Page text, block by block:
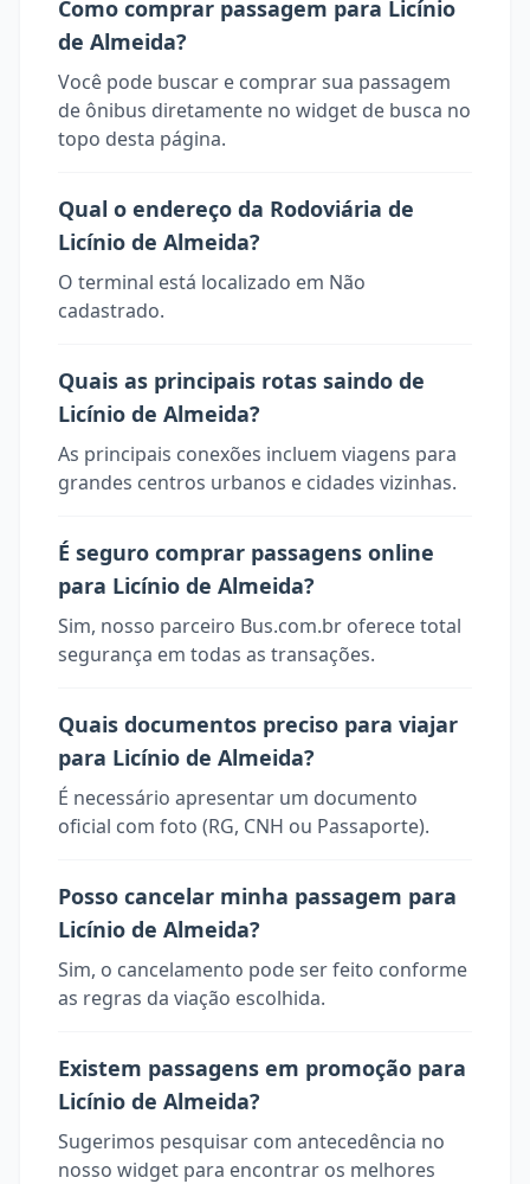
Como comprar passagem para Licínio
de Almeida?
Você pode buscar e comprar sua passagem
de ônibus diretamente no widget de busca no
topo desta página.
Qual o endereço da Rodoviária de
Licínio de Almeida?
O terminal está localizado em Não
cadastrado.
Quais as principais rotas saindo de
Licínio de Almeida?
As principais conexões incluem viagens para
grandes centros urbanos e cidades vizinhas.
É seguro comprar passagens online
para Licínio de Almeida?
Sim, nosso parceiro Bus.com.br oferece total
segurança em todas as transações.
Quais documentos preciso para viajar
para Licínio de Almeida?
É necessário apresentar um documento
oficial com foto (RG, CNH ou Passaporte).
Posso cancelar minha passagem para
Licínio de Almeida?
Sim, o cancelamento pode ser feito conforme
as regras da viação escolhida.
Existem passagens em promoção para
Licínio de Almeida?
Sugerimos pesquisar com antecedência no
nosso widget para encontrar os melhores